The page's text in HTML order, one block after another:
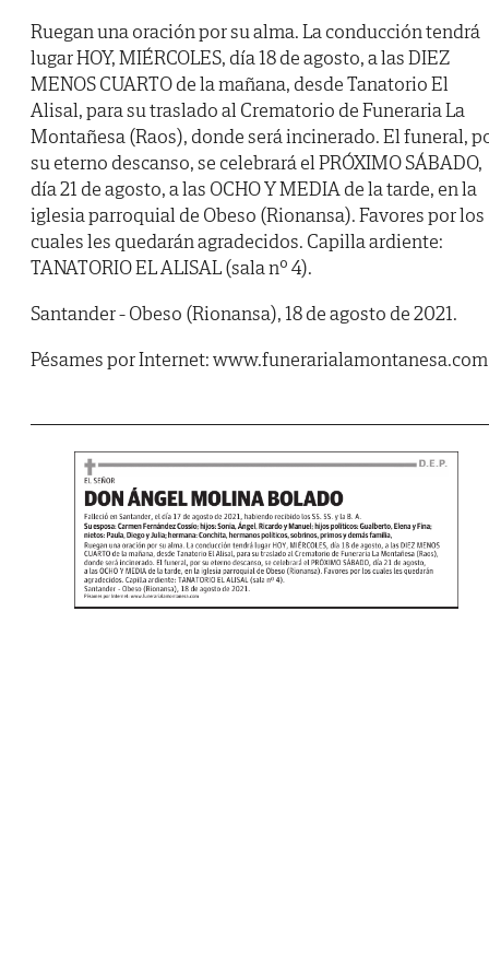
Ruegan una oración por su alma. La conducción tendrá
lugar HOY, MIÉRCOLES, día 18 de agosto, a las DIEZ
MENOS CUARTO de la mañana, desde Tanatorio El
Alisal, para su traslado al Crematorio de Funeraria La
Montañesa (Raos), donde será incinerado. El funeral,
su eterno descanso, se celebrará el PRÓXIMO SÁBADO,
día 21 de agosto, a las OCHO Y MEDIA de la tarde, en la
iglesia parroquial de Obeso (Rionansa). Favores por los
cuales les quedarán agradecidos. Capilla ardiente:
TANATORIO EL ALISAL (sala nº 4).
Santander - Obeso (Rionansa), 18 de agosto de 2021.
Pésames por Internet: www.funerarialamontanesa.com